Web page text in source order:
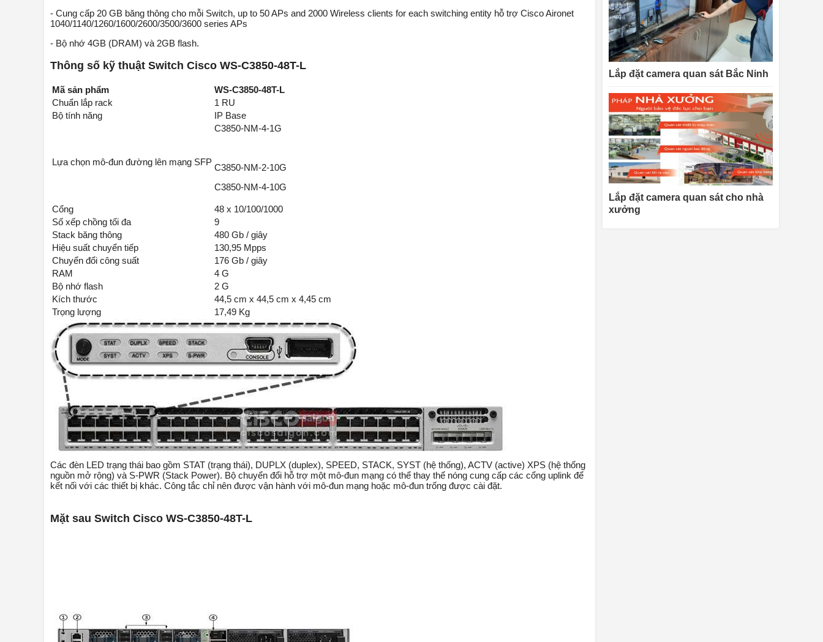
- Cung cấp 20 GB băng thông cho mỗi Switch, up to 50 APs and 2000 Wireless clients for each switching entity hỗ trợ Cisco Aironet
1040/1140/1260/1600/2600/3500/3600 series APs
- Bộ nhớ 4GB (DRAM) và 2GB flash.
Thông số kỹ thuật Switch Cisco WS-C3850-48T-L
Mã sản phẩm
WS-C3850-48T-L
Chuẩn lắp rack
1 RU
Bộ tính năng
IP Base
Lựa chọn mô-đun đường lên mạng SFP
C3850-NM-4-1G
C3850-NM-2-10G
C3850-NM-4-10G
Cổng
48 x 10/100/1000
Số xếp chồng tối đa
9
Stack băng thông
480 Gb / giây
Hiệu suất chuyển tiếp
130,95 Mpps
Chuyển đổi công suất
176 Gb / giây
RAM
4 G
Bộ nhớ flash
2 G
Kích thước
44,5 cm x 44,5 cm x 4,45 cm
Trọng lượng
17,49 Kg
Các đèn LED trạng thái bao gồm STAT (trạng thái), DUPLX (duplex), SPEED, STACK, SYST (hệ thống), ACTV (active) XPS (hệ thống
nguồn mở rộng) và S-PWR (Stack Power). Bộ chuyển đổi hỗ trợ một mô-đun mạng có thể thay thế nóng cung cấp các cổng uplink để
kết nối với các thiết bị khác. Công tắc chỉ nên được vận hành với mô-đun mạng hoặc mô-đun trống được cài đặt.
Mặt sau Switch Cisco WS-C3850-48T-L
Lắp đặt camera quan sát Bắc Ninh
Lắp đặt camera quan sát cho nhà
xưởng